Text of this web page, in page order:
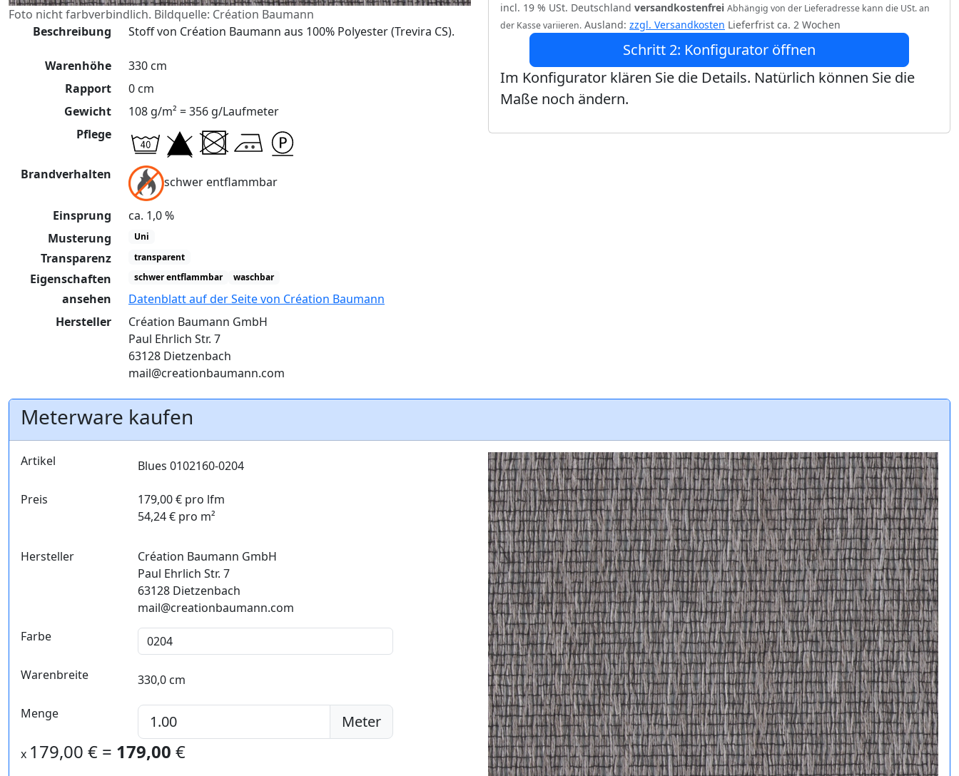
Foto nicht farbverbindlich. Bildquelle: Création Baumann
Beschreibung
Stoff von Création Baumann aus 100% Polyester (Trevira CS).
Warenhöhe
330 cm
Rapport
0 cm
Gewicht
108 g/m² = 356 g/Laufmeter
Pflege
Brandverhalten
schwer entflammbar
Einsprung
ca. 1,0 %
Musterung
Uni
Transparenz transparent
Eigenschaften schwer entflammbar waschbar
ansehen
Datenblatt auf der Seite von Création Baumann
Hersteller
Création Baumann GmbH
Paul Ehrlich Str. 7
63128 Dietzenbach
mail@creationbaumann.com
incl. 19 % USt. Deutschland versandkostenfrei Abhängig von der Lieferadresse kann die USt. an
der Kasse variieren. Ausland: zzgl. Versandkosten Lieferfrist ca. 2 Wochen
Schritt 2: Konfigurator öffnen
Im Konfigurator klären Sie die Details. Natürlich können Sie die
Maße noch ändern.
Meterware kaufen
Artikel Blues 0102160-0204
Preis
179,00 € pro lfm
54,24 € pro m²
Hersteller
Création Baumann GmbH
Paul Ehrlich Str. 7
63128 Dietzenbach
mail@creationbaumann.com
Farbe
Warenbreite 330,0 cm
Menge Meter
x 179,00 € = 179,00 €